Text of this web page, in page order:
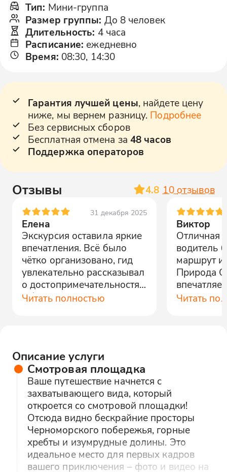
Тип: Мини-группа
Размер группы: До 8 человек
Длительность: 4 часа
Расписание: ежедневно
Время: 08:30, 14:30
Гарантия лучшей цены, найдете цену
ниже, мы вернем разницу. Подробнее
Без сервисных сборов
Бесплатная отмена за 48 часов
Поддержка операторов
Отзывы 4.8 10 отзывов
31 декабря 2025
Елена
Экскурсия оставила яркие
впечатления. Всё было
чётко организовано, гид
увлекательно рассказывал
о достопримечательностях.
Обязательно вернемся!
Читать полностью
Виктор
Отличная
водитель
маршрут
Природа
Читать
Описание услуги
Смотровая площадка
Ваше путешествие начнется с
захватывающего вида, который
откроется со смотровой площадки!
Отсюда видно бескрайние просторы
Черноморского побережья, горные
хребты и изумрудные долины. Это
идеальное место для первых кадров
вашего приключения – фото и видео на